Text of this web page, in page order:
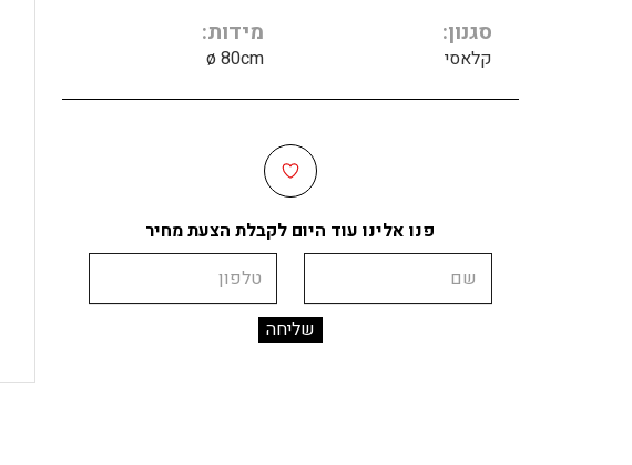
סגנון
קלאסי
מידות
ø 80cm
פנו אלינו עוד היום לקבלת הצעת מחיר